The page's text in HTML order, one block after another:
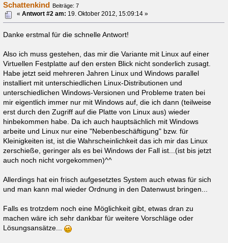
Schattenkind
Beiträge: 7
«Antwort #2 am: 19. Oktober 2012, 15:09:14 »
Danke erstmal für die schnelle Antwort!
Also ich muss gestehen, das mir die Variante mit Linux auf einer
Virtuellen Festplatte auf den ersten Blick nicht sonderlich zusagt.
Habe jetzt seid mehreren Jahren Linux und Windows parallel
installiert mit unterschiedlichen Linux-Distributionen und
unterschiedlichen Windows-Versionen und Probleme traten bei
mir eigentlich immer nur mit Windows auf, die ich dann (teilweise
erst durch den Zugriff auf die Platte von Linux aus) wieder
hinbekommen habe. Da ich auch hauptsächlich mit Windows
arbeite und Linux nur eine "Nebenbeschäftigung" bzw. für
Kleinigkeiten ist, ist die Wahrscheinlichkeit das ich mir das Linux
zerschieße, geringer als es bei Windows der Fall ist...(ist bis jetzt
auch noch nicht vorgekommen)^^
Allerdings hat ein frisch aufgesetztes System auch etwas für sich
und man kann mal wieder Ordnung in den Datenwust bringen...
Falls es trotzdem noch eine Möglichkeit gibt, etwas dran zu
machen wäre ich sehr dankbar für weitere Vorschläge oder
Lösungsansätze...